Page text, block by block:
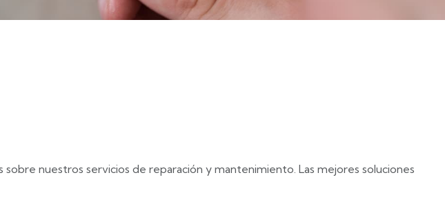
nuestros servicios de reparación y mantenimiento. Las mejores soluciones